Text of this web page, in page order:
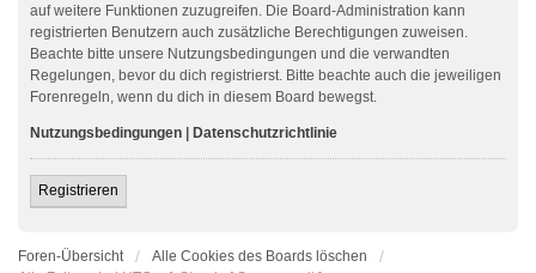
auf weitere Funktionen zuzugreifen. Die Board-Administration kann
registrierten Benutzern auch zusätzliche Berechtigungen zuweisen.
Beachte bitte unsere Nutzungsbedingungen und die verwandten
Regelungen, bevor du dich registrierst. Bitte beachte auch die jeweiligen
Forenregeln, wenn du dich in diesem Board bewegst.
Nutzungsbedingungen Datenschutzrichtlinie
Registrieren
Foren-Übersicht
Alle Cookies des Boards löschen